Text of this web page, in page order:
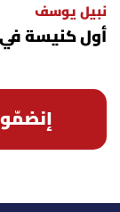
نبيل يوسف
أول كنيسة في